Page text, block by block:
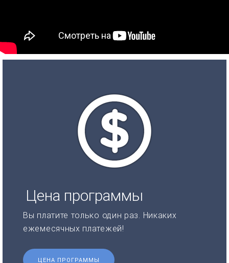
Цена программы
Вы платите только один раз. Никаких
ежемесячных платежей!
ЦЕНА ПРОГРАММЫ